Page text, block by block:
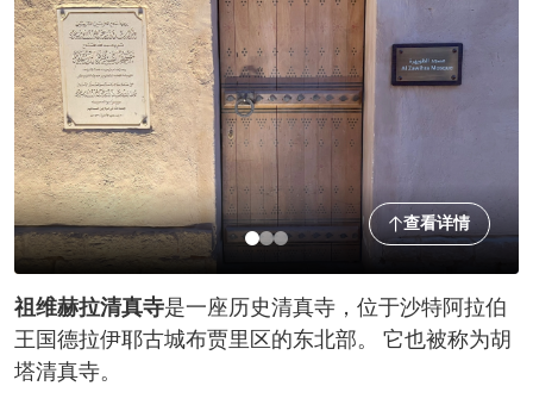
查看详情
祖维赫拉清真寺是一座历史清真寺，位于沙特阿拉伯
王国德拉伊耶古城布贾里区的东北部。 它也被称为胡
塔清真寺。